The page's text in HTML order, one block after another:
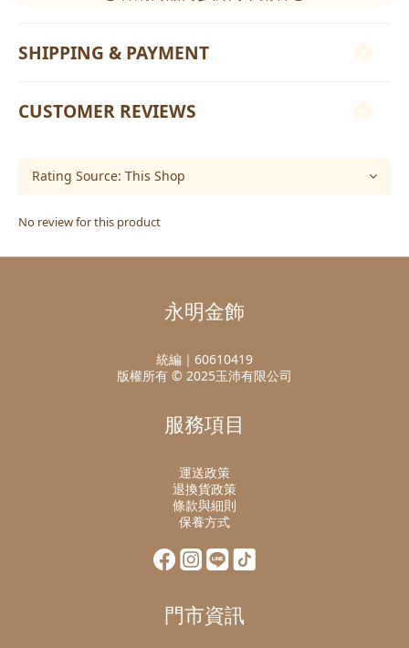
SHIPPING & PAYMENT
CUSTOMER REVIEWS
No review for this product
永明金飾
統編｜60610419
版權所有 © 2025玉沛有限公司
服務項目
運送政策
退換貨政策
條款與細則
保養方式
門市資訊